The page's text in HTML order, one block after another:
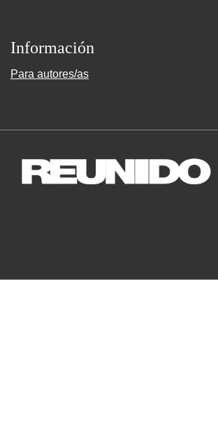
Información
Para autores/as